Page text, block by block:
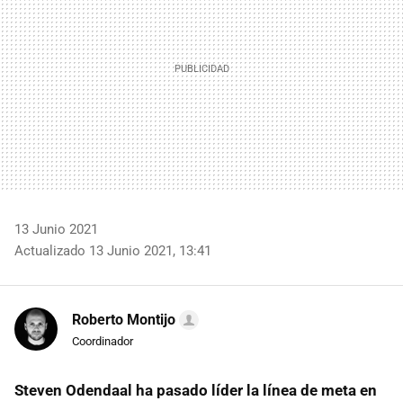
13 Junio 2021
Actualizado 13 Junio 2021, 13:41
Roberto Montijo
Coordinador
Steven Odendaal ha pasado líder la línea de meta en